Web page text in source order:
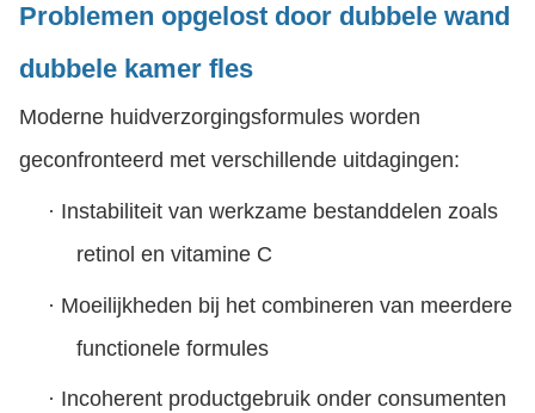
Problemen opgelost door dubbele wand
dubbele kamer fles
Moderne huidverzorgingsformules worden
geconfronteerd met verschillende uitdagingen:
· Instabiliteit van werkzame bestanddelen zoals
retinol en vitamine C
· Moeilijkheden bij het combineren van meerdere
functionele formules
· Incoherent productgebruik onder consumenten